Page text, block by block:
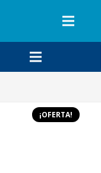
¡OFERTA!